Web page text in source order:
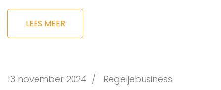
LEES MEER
13 november 2024 / Regeljebusiness